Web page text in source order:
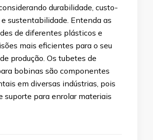
durabilidade, custo-
sustentabilidade. Entenda as
de diferentes plásticos e
mais eficientes para o seu
produção. Os tubetes de
bobinas são componentes
em diversas indústrias, pois
suporte para enrolar materiais